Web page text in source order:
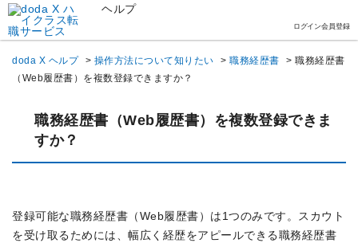
ヘルプ
ログイン会員登録
doda X ヘルプ > 操作方法について知りたい > 職務経歴書 > 職務経歴書
（Web履歴書）を複数登録できますか？
職務経歴書（Web履歴書）を複数登録できま
すか？
登録可能な職務経歴書（Web履歴書）は1つのみです。スカウト
を受け取るためには、幅広く経歴をアピールできる職務経歴書